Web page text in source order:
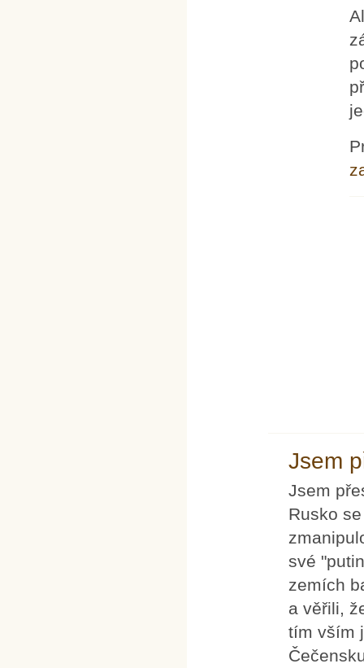
Jsem
Jsem
Rusko
své
zemích
a věřili,
tím vším